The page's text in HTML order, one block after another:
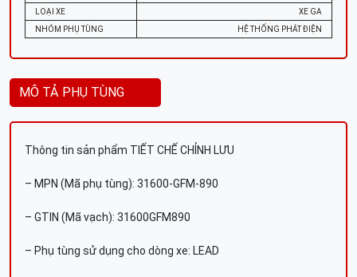
LOẠI XE
XE GA
NHÓM PHỤ TÙNG
HỆ THỐNG PHÁT ĐIỆN
MÔ TẢ PHỤ TÙNG
Thông tin sản phẩm TIẾT CHẾ CHỈNH LƯU
– MPN (Mã phụ tùng): 31600-GFM-890
– GTIN (Mã vạch): 31600GFM890
– Phụ tùng sử dụng cho dòng xe: LEAD